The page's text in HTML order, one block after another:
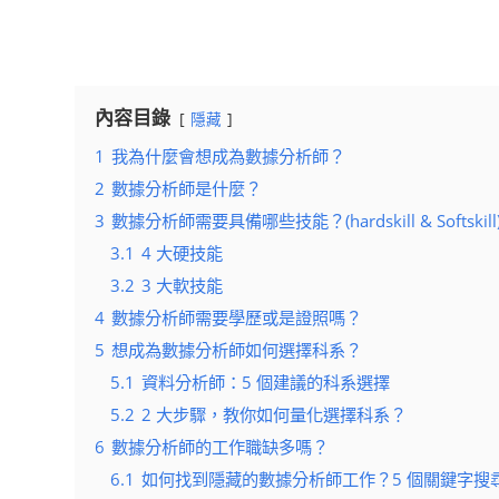
內容目錄 隱藏
1 我為什麼會想成為數據分析師？
2 數據分析師是什麼？
3 數據分析師需要具備哪些技能？(hardskill &
3.1 4 大硬技能
3.2 3 大軟技能
4 數據分析師需要學歷或是證照嗎？
5 想成為數據分析師如何選擇科系？
5.1 資料分析師：5 個建議的科系選擇
5.2 2 大步驟，教你如何量化選擇科系？
6 數據分析師的工作職缺多嗎？
6.1 如何找到隱藏的數據分析師工作？5 個關鍵字搜